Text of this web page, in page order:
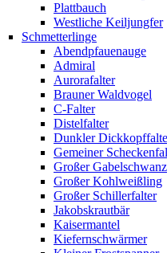
Plattbauch
Westliche Keiljungfer
Schmetterlinge
Abendpfauenauge
Admiral
Aurorafalter
Brauner Waldvogel
C-Falter
Distelfalter
Dunkler
Gemeiner
Großer Gabelschwanz
Großer Kohlweißling
Großer Schillerfalter
Jakobskrautbär
Kaisermantel
Kiefernschwärmer